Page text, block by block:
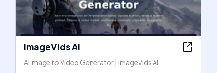
ImageVids AI
AI Image to Video Generator | ImageVids AI